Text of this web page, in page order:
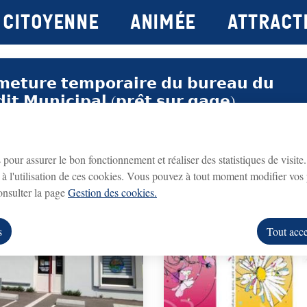
assurer le bon fonctionnement et réaliser des statistiques de
l'utilisation de ces cookies. Vous pouvez à tout moment modifier
la pageGestion des cookies.
Tout
Consulter le plan du site
𝘁𝗲𝗺𝗽𝗼𝗿𝗮𝗶𝗿𝗲 𝗱𝘂 𝗯𝘂𝗿𝗲𝗮𝘂 𝗱𝘂
𝗠𝘂𝗻𝗶𝗰𝗶𝗽𝗮𝗹 (𝗽𝗿𝗲̂𝘁 𝘀𝘂𝗿 𝗴𝗮𝗴𝗲)
rouvrira le lundi 7 septembre 2026, aux horaires habituels.
remercions de votre compréhension.
Citoyenne Animée